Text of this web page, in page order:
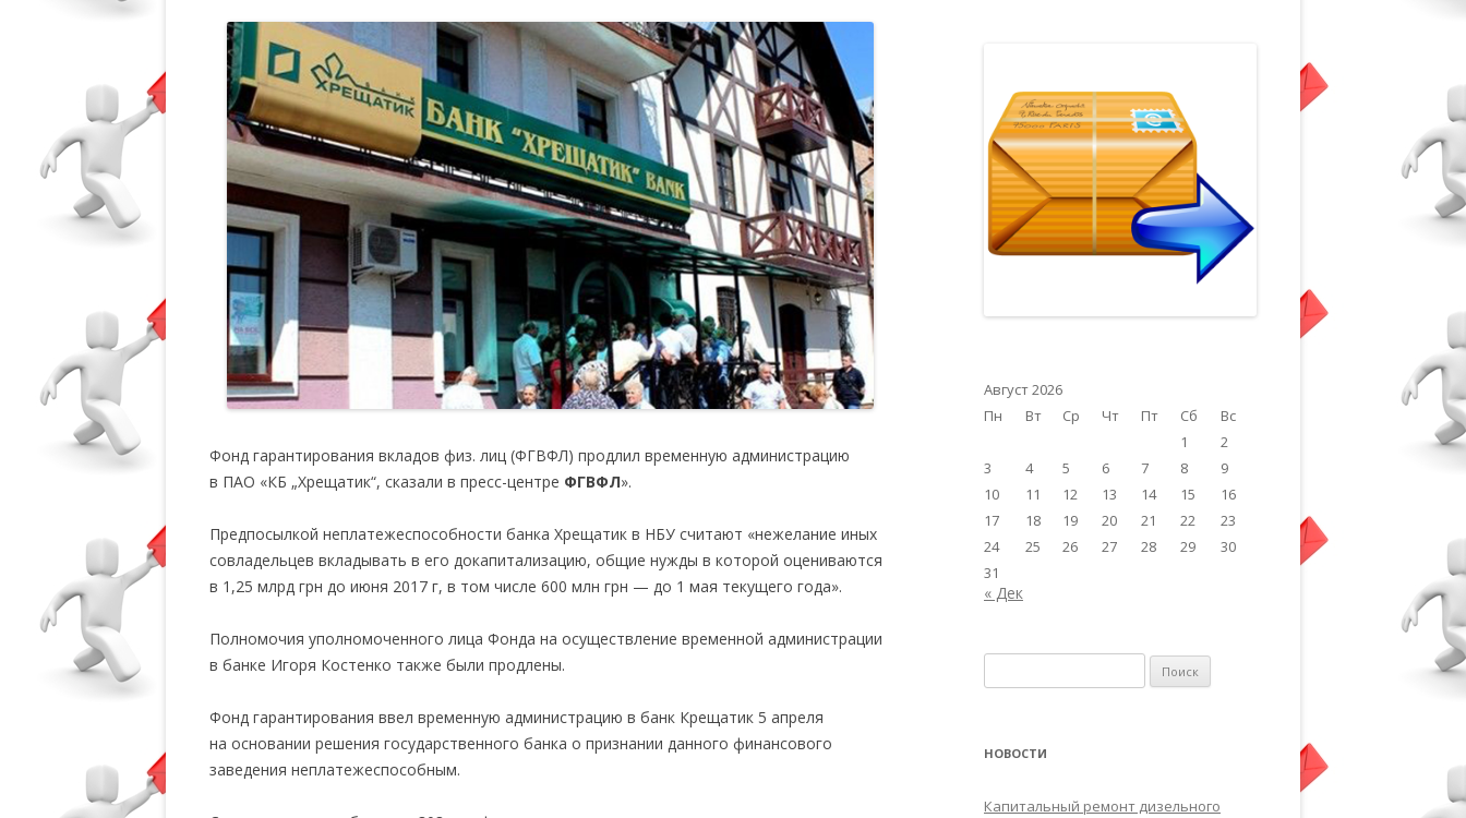
Фонд гарантирования вкладов физ. лиц (ФГВФЛ) продлил временную администрацию
в ПАО «КБ „Хрещатик“, сказали в пресс-центре ФГВФЛ».
Предпосылкой неплатежеспособности банка Хрещатик в НБУ считают «нежелание иных
совладельцев вкладывать в его докапитализацию, общие нужды в которой оцениваются
в 1,25 млрд грн до июня 2017 г, в том числе 600 млн грн — до 1 мая текущего года».
Полномочия уполномоченного лица Фонда на осуществление временной администрации
в банке Игоря Костенко также были продлены.
Фонд гарантирования ввел временную администрацию в банк Крещатик 5 апреля
на основании решения государственного банка о признании данного финансового
заведения неплатежеспособным.
Август 2026
Пн
Вт Ср Чт Пт Сб
Вс
1
2
3
4 5 6 7 8
9
10
11 12 13 14 15
16
17
18 19 20 21 22
23
24
25 26 27 28 29
30
31
« Дек
НОВОСТИ
Капитальный ремонт дизельного